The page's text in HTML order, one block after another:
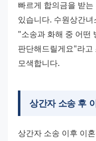
빠르게 합의금을 받
있습니다. 수원상간
"소송과 화해 중 어떤
판단해드릴게요"라고
모색합니다.
상간자 소송 후
상간자 소송 이후 이